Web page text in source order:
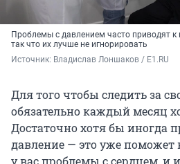
Проблемы с давлением часто приводят
так что их лучше не игнорировать
Источник: Владислав Лоншаков / E1.RU
Для того чтобы следить за
обязательно каждый месяц
Достаточно хотя бы иногда
давление — это уже поможет
у вас проблемы с сердцем, и